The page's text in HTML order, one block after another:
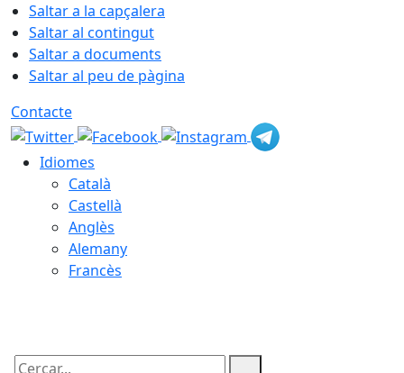
Saltar a la capçalera
Saltar al contingut
Saltar a documents
Saltar al peu de pàgina
Contacte
Idiomes
Català
Castellà
Anglès
Alemany
Francès